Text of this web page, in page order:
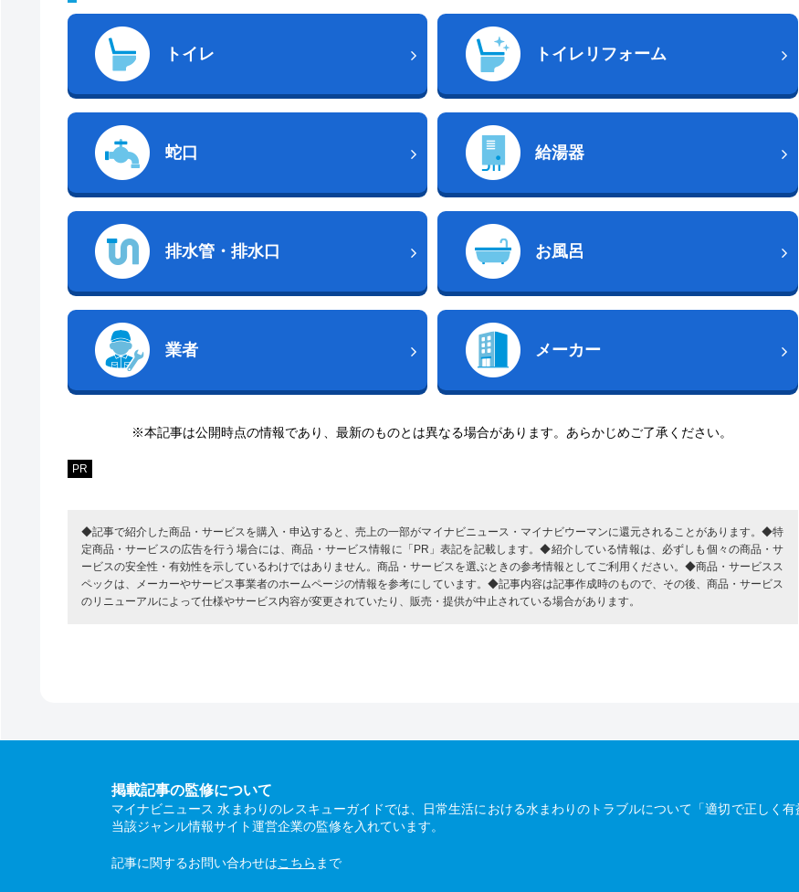
トイレ トイレリフォーム
蛇口 給湯器
排水管・排水口 お風呂
業者 メーカー
※本記事は公開時点の情報であり、最新のものとは異なる場合があります。あらかじめご了承ください。
PR
◆記事で紹介した商品・サービスを購入・申込すると、売上の一部がマイナビニュース・マイナビウーマンに還元されることがあります。◆特
定商品・サービスの広告を行う場合には、商品・サービス情報に「PR」表記を記載します。◆紹介している情報は、必ずしも個々の商品・サ
ービスの安全性・有効性を示しているわけではありません。商品・サービスを選ぶときの参考情報としてご利用ください。◆商品・サービスス
ペックは、メーカーやサービス事業者のホームページの情報を参考にしています。◆記事内容は記事作成時のもので、その後、商品・サービス
のリニューアルによって仕様やサービス内容が変更されていたり、販売・提供が中止されている場合があります。
掲載記事の監修について
マイナビニュース 水まわりのレスキューガイドでは、日常生活における水まわりのトラブルについて「適切で正しく
当該ジャンル情報サイト運営企業の監修を入れています。
記事に関するお問い合わせはこちら まで